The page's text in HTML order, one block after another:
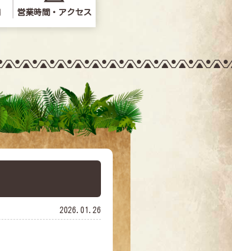
営業時間・アクセス
2026.01.26